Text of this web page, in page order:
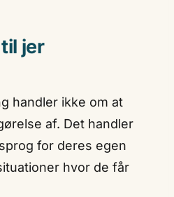
jer
handler ikke om at
af. Det handler
for deres egen
hvor de får